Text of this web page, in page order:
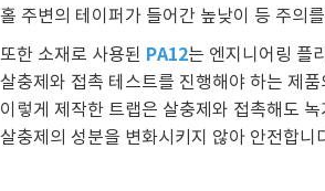
홀 주변의 테이퍼가 들어간 높낮이 등 주의
또한 소재로 사용된 PA12는 엔지니어링 플
살충제와 접촉 테스트를 진행해야 하는 제
이렇게 제작한 트랩은 살충제와 접촉해도
살충제의 성분을 변화시키지 않아 안전합니